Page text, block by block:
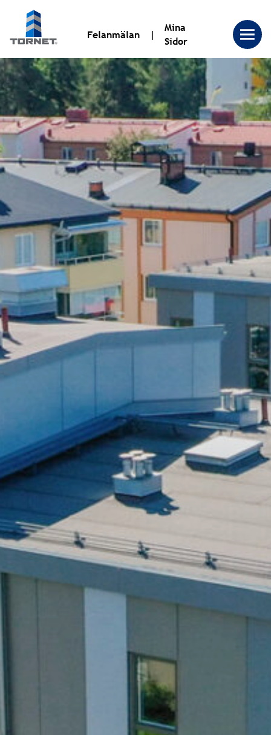
Tornet
Bostadsproduktion
AB
|
Tornet
Felanmälan
Mina
Sidor